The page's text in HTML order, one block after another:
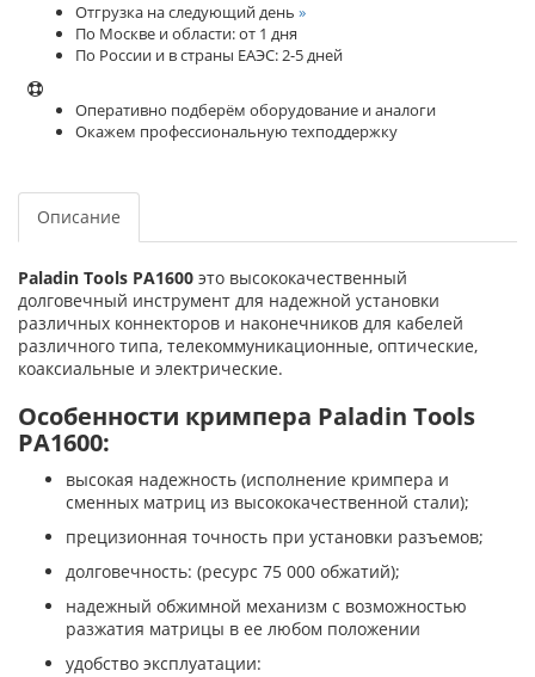
Отгрузка на следующий день »
По Москве и области: от 1 дня
По России и в страны ЕАЭС: 2-5 дней
Оперативно подберём оборудование и аналоги
Окажем профессиональную техподдержку
Описание
Paladin Tools PA1600 это высококачественный
долговечный инструмент для надежной установки
различных коннекторов и наконечников для кабелей
различного типа, телекоммуникационные, оптические,
коаксиальные и электрические.
Особенности кримпера Paladin Tools
PA1600:
высокая надежность (исполнение кримпера и
сменных матриц из высококачественной стали);
прецизионная точность при установки разъемов;
долговечность: (ресурс 75 000 обжатий);
надежный обжимной механизм с возможностью
разжатия матрицы в ее любом положении
удобство эксплуатации: